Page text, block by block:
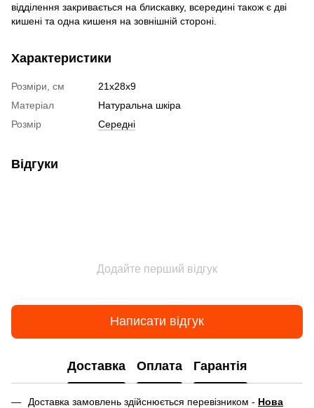
відділення закривається на блискавку, всередині також є дві
кишені та одна кишеня на зовнішній стороні.
Характеристики
Розміри, см
21х28х9
Матеріал
Натуральна шкіра
Розмір
Середні
Відгуки
Додайте перший відгук
Написати відгук
Доставка Оплата Гарантія
Доставка замовлень здійснюється перевізником - Нова